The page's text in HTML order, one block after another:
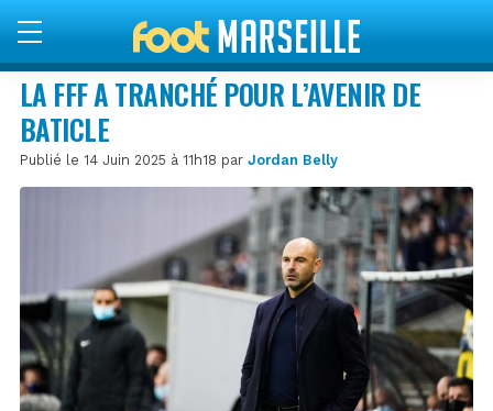
LA FFF A TRANCHÉ POUR L’AVENIR DE
BATICLE
Publié le 14 Juin 2025 à 11h18 par Jordan Belly